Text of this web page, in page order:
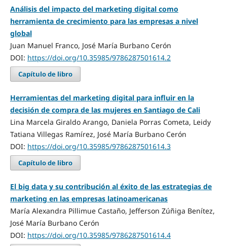
Análisis del impacto del marketing digital como
herramienta de crecimiento para las empresas a nivel
global
Juan Manuel Franco, José María Burbano Cerón
DOI: https://doi.org/10.35985/9786287501614.2
Capítulo de libro
Herramientas del marketing digital para influir en la
decisión de compra de las mujeres en Santiago de Cali
Lina Marcela Giraldo Arango, Daniela Porras Cometa, Leidy
Tatiana Villegas Ramírez, José María Burbano Cerón
DOI: https://doi.org/10.35985/9786287501614.3
Capítulo de libro
El big data y su contribución al éxito de las estrategias de
marketing en las empresas latinoamericanas
María Alexandra Pillimue Castaño, Jefferson Zúñiga Benítez,
José María Burbano Cerón
DOI: https://doi.org/10.35985/9786287501614.4